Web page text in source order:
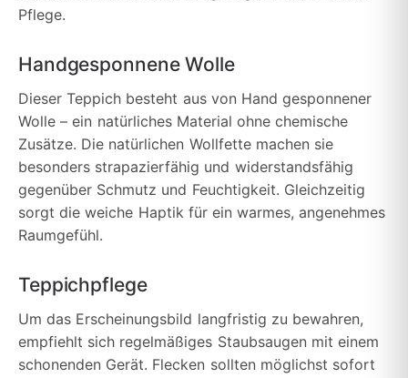
Pflege.
Handgesponnene Wolle
Dieser Teppich besteht aus von Hand gesponnener
Wolle – ein natürliches Material ohne chemische
Zusätze. Die natürlichen Wollfette machen sie
besonders strapazierfähig und widerstandsfähig
gegenüber Schmutz und Feuchtigkeit. Gleichzeitig
sorgt die weiche Haptik für ein warmes, angenehmes
Raumgefühl.
Teppichpflege
Um das Erscheinungsbild langfristig zu bewahren,
empfiehlt sich regelmäßiges Staubsaugen mit einem
schonenden Gerät. Flecken sollten möglichst sofort